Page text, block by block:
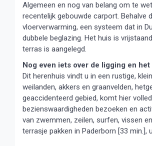
Algemeen en nog van belang om te
recentelijk gebouwde carport. Behalve
vloerverwarming, een systeem dat in
dubbele beglazing. Het huis is
terras is aangelegd.
Nog even iets over de ligging en
Dit herenhuis vindt u in een rustige,
weilanden, akkers en graanvelden,
geaccidenteerd gebied, komt hier
bezienswaardigheden bezoeken en
van zwemmen, zeilen, surfen, vissen
terrasje pakken in Paderborn [33